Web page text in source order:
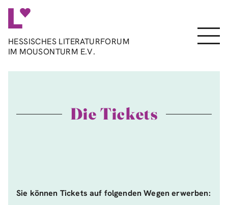
Direkt
Inhalt
HESSISCHES LITERATURFORUM
IM MOUSONTURM E.V.
Menu
Die Tickets
Sie können Tickets auf folgenden Wegen erwerben: